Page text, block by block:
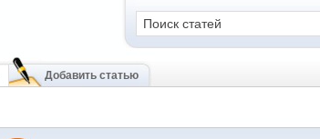
Добавить статью